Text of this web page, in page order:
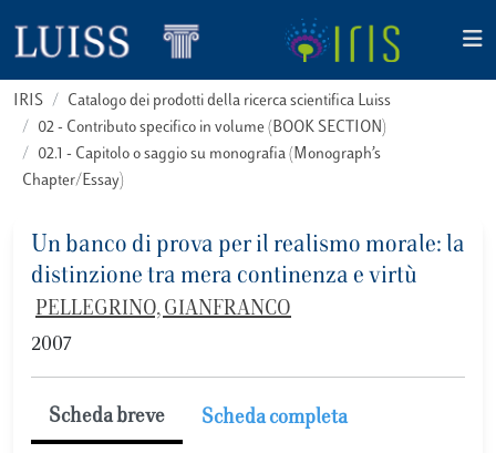
IRIS
Catalogo dei prodotti della ricerca scientifica Luiss
02 - Contributo specifico in volume (BOOK SECTION)
02.1 - Capitolo o saggio su monografia (Monograph’s
Chapter/Essay)
Un banco di prova per il realismo morale: la
distinzione tra mera continenza e virtù
PELLEGRINO, GIANFRANCO
2007
Scheda breve Scheda completa